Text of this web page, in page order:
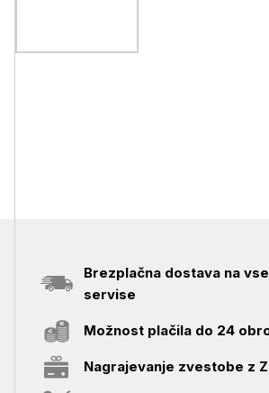
Brezplačna dostava na
servise
Možnost plačila do 24
Nagrajevanje zvestobe z